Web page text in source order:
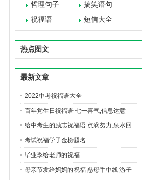
哲理句子
搞笑语句
祝福语
短信大全
热点图文
最新文章
2022中考祝福语大全
百年党生日祝福语 七一喜气,信息达意
给中考生的励志祝福语 点滴努力,泉水回
报
考试祝福学子金榜题名
毕业季给老师的祝福
母亲节发给妈妈的祝福 慈母手中线 游子